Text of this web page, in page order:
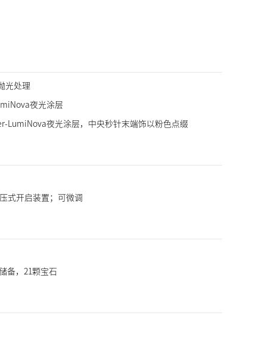
光处理
夜光涂层
LumiNova夜光涂层，中央秒针末端饰以粉色点缀
式开启装置；可微调
备，21颗宝石